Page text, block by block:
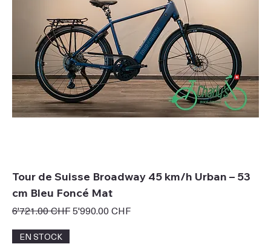
Tour de Suisse Broadway 45 km/h Urban – 53
cm Bleu Foncé Mat
Prix original
6'721.00 CHFPrix promotionnel
5'990.00 CHF
EN STOCK